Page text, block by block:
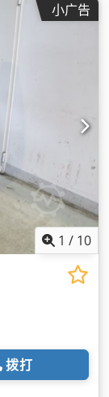
小广告
1 / 10
拨打